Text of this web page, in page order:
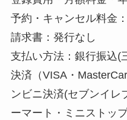
予約・キャンセル料金
請求書：発行なし
支払い方法：銀行振込(
決済（VISA・
ンビニ決済(セブンイレ
ーマート・ミニストッ